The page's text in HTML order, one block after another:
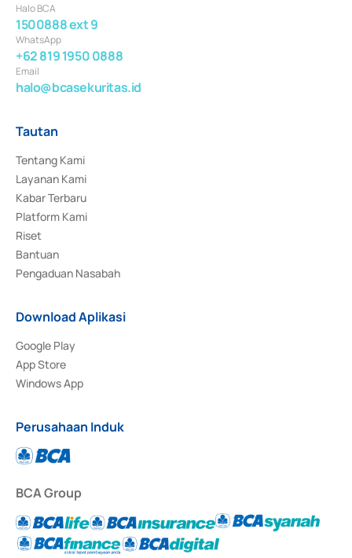
Halo BCA
1500888 ext 9
WhatsApp
+62 819 1950 0888
Email
halo@bcasekuritas.id
Tautan
Tentang Kami
Layanan Kami
Kabar Terbaru
Platform Kami
Riset
Bantuan
Pengaduan Nasabah
Download Aplikasi
Google Play
App Store
Windows App
Perusahaan Induk
BCA Group